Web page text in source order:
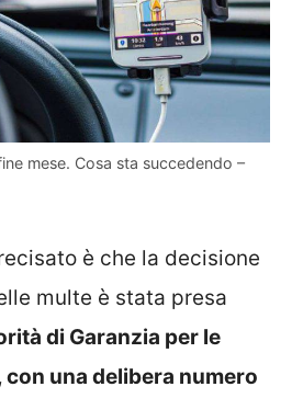
mese. Cosa sta succedendo –
è che la decisione
multe è stata presa
di Garanzia per le
una delibera numero